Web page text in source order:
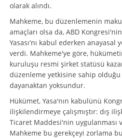
olarak alındı.
Mahkeme, bu düzenlemenin
amaçları olsa da, ABD
Yasası'nı kabul ederken anayasal
verdi. Mahkeme'ye göre,
kuruluşu resmi şirket statüsü
düzenleme yetkisine sahip
dayanaktan yoksundur.
Hükümet, Yasa'nın kabulünü
ilişkilendirmeye çalışmıştır: dış
Ticaret Maddesi'nin uygulanması
Mahkeme bu gerekçeyi zorlama